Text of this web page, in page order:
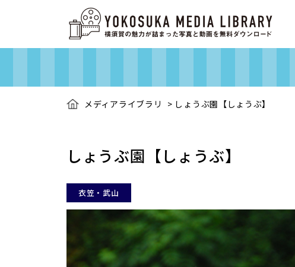
メディアライブラリ > しょうぶ園【しょうぶ】
しょうぶ園【しょうぶ】
衣笠・武山